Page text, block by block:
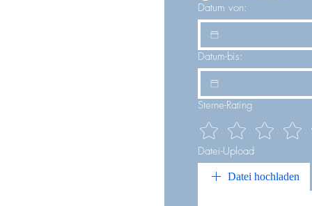
Datum von:
Datum-bis:
Sterne-Rating
Datei-Upload
Datei hochladen